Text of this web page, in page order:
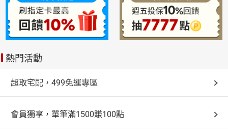
熱門活動
超取宅配，499免運專區
會員獨享，單筆滿1500賺100點